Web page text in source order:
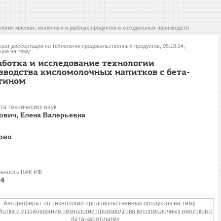
мясных, молочных и рыбных продуктов и холодильных производств
диссертации по технологии продовольственных продуктов, 05.18.04,
на тему:
и исследование технологии
кисломолочных напитков с бета-
технических наук
Елена Валерьевна
ВАК РФ